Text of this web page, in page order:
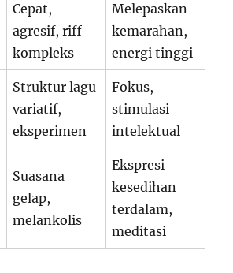
Cepat,
agresif, riff
kompleks
Melepaskan
kemarahan,
energi tinggi
Struktur lagu
variatif,
eksperimen
Fokus,
stimulasi
intelektual
Suasana
gelap,
melankolis
Ekspresi
kesedihan
terdalam,
meditasi